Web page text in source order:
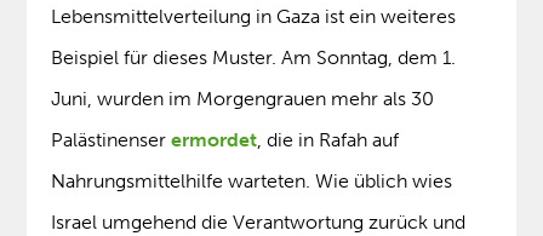
Lebensmittelverteilung in Gaza ist ein weiteres
Beispiel für dieses Muster. Am Sonntag, dem 1.
Juni, wurden im Morgengrauen mehr als 30
Palästinenserermordet, die in Rafah auf
Nahrungsmittelhilfe warteten. Wie üblich wies
Israel umgehend die Verantwortung zurück und